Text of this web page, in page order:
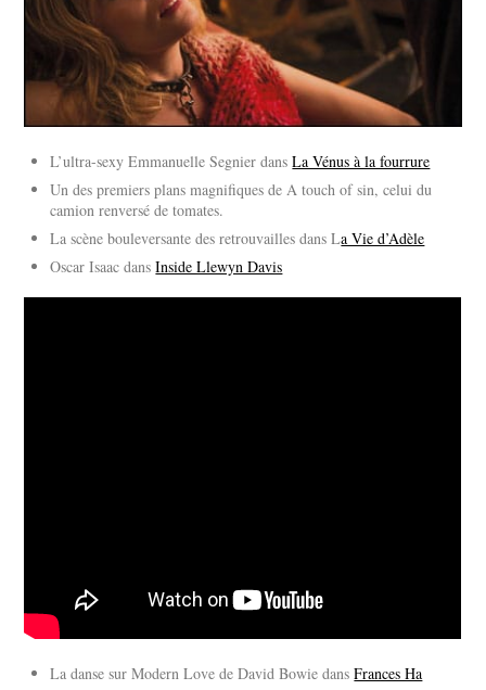
L’ultra-sexy Emmanuelle Segnier dansLa Vénus à la fourrure
Un des premiers plans magnifiques de A touch of sin, celui du
camion renversé de tomates.
La scène bouleversante des retrouvailles dans La Vie d’Adèle
Oscar Isaac dansInside Llewyn Davis
La danse sur Modern Love de David Bowie dansFrances Ha